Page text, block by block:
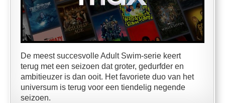
De meest succesvolle Adult Swim-serie keert
terug met een seizoen dat groter, gedurfder en
ambitieuzer is dan ooit. Het favoriete duo van het
universum is terug voor een tiendelig negende
seizoen.